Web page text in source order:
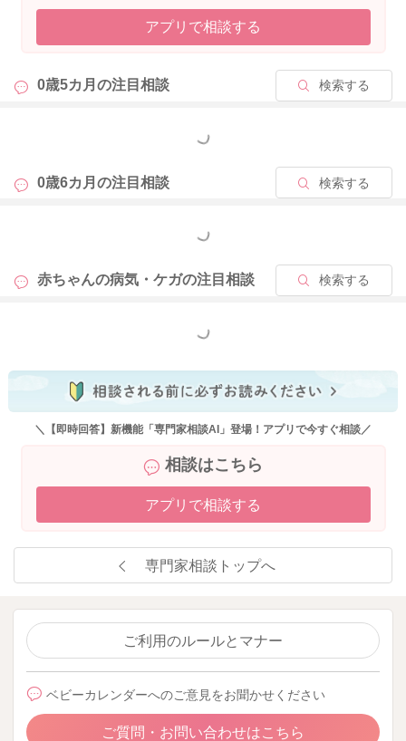
る、嘔吐がある、機嫌が悪い、元気がない、お腹を痛がる、お
尻がかぶれる、血便がある、水分が摂れないなどあれば、再度
アプリで相談する
0歳5カ月の注目相談 検索する
もっと見る
0歳6カ月の注目相談 検索する
もっと見る
赤ちゃんの病気・ケガの注目相談 検索する
もっと見る
＼【即時回答】新機能「専門家相談AI」登場！アプリで今すぐ相談／
相談はこちら
アプリで相談する
専門家相談トップへ
ご利用のルールとマナー
ベビーカレンダーへのご意見をお聞かせください
ご質問・お問い合わせはこちら